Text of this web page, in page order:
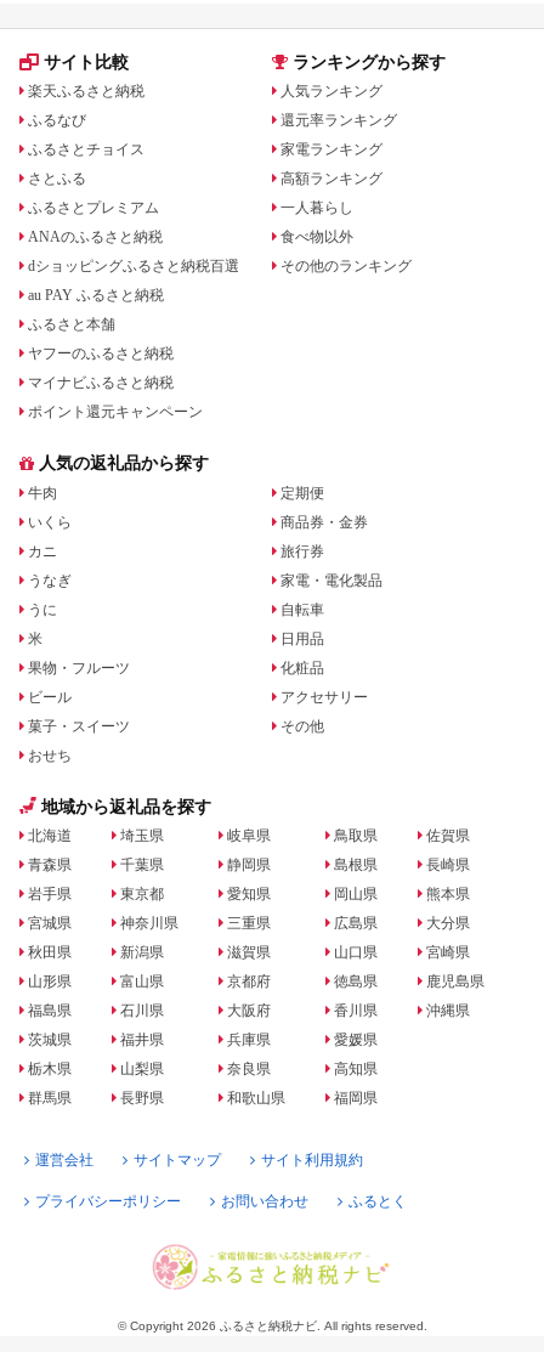
サイト比較
楽天ふるさと納税
ふるなび
ふるさとチョイス
さとふる
ふるさとプレミアム
ANAのふるさと納税
dショッピングふるさと納税百選
au PAY ふるさと納税
ふるさと本舗
ヤフーのふるさと納税
マイナビふるさと納税
ポイント還元キャンペーン
ランキングから探す
人気ランキング
還元率ランキング
家電ランキング
高額ランキング
一人暮らし
食べ物以外
その他のランキング
人気の返礼品から探す
牛肉
いくら
カニ
うなぎ
うに
米
果物・フルーツ
ビール
菓子・スイーツ
おせち
定期便
商品券・金券
旅行券
家電・電化製品
自転車
日用品
化粧品
アクセサリー
その他
地域から返礼品を探す
北海道
青森県
岩手県
宮城県
秋田県
山形県
福島県
茨城県
栃木県
群馬県
埼玉県
千葉県
東京都
神奈川県
新潟県
富山県
石川県
福井県
山梨県
長野県
岐阜県
静岡県
愛知県
三重県
滋賀県
京都府
大阪府
兵庫県
奈良県
和歌山県
鳥取県
島根県
岡山県
広島県
山口県
徳島県
香川県
愛媛県
高知県
福岡県
佐賀県
長崎県
熊本県
大分県
宮崎県
鹿児島県
沖縄県
運営会社 サイトマップ サイト利用規約
プライバシーポリシー お問い合わせ ふるとく
© Copyright 2026 ふるさと納税ナビ. All rights reserved.